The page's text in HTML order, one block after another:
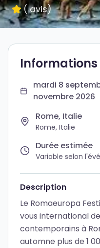
( avis)
mardi 8
novembre 2026
Rome, Italie
Rome, Italie
Durée estimée
Variable selon
Description
Le Romaeuropa
vous international
contemporains à
automne plus de 1